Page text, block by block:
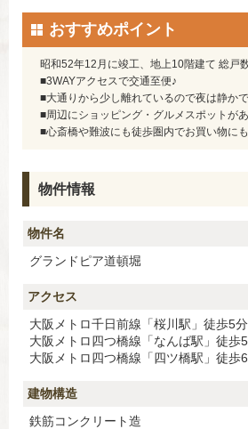
おすすめポイント
昭和52年12月に竣工、地上10階建て 総戸
■3WAYアクセスで交通至便♪
■大通りから少し離れているので夜は静か
■周辺にショッピング・グルメスポットが
■心斎橋や難波にも徒歩圏内でお買い物に
物件情報
物件名
グランドピア道頓堀
アクセス
大阪メトロ千日前線「桜川駅」徒歩5分
大阪メトロ四つ橋線「なんば駅」徒歩
大阪メトロ四つ橋線「四ツ橋駅」徒歩
建物構造
鉄筋コンクリート造